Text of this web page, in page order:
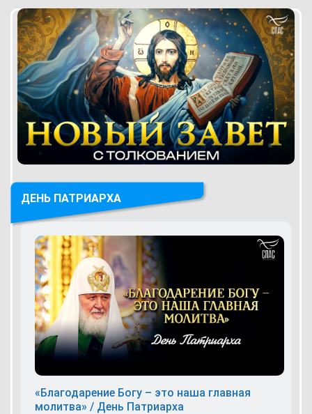
ДЕНЬ ПАТРИАРХА
«Благодарение Богу – это наша главная
молитва» / День Патриарха